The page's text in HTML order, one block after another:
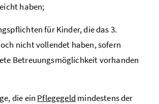
haben;
für Kinder, die das 3.
nicht vollendet haben, sofern
Betreuungsmöglichkeit vorhanden
die ein Pflegegeld mindestens der